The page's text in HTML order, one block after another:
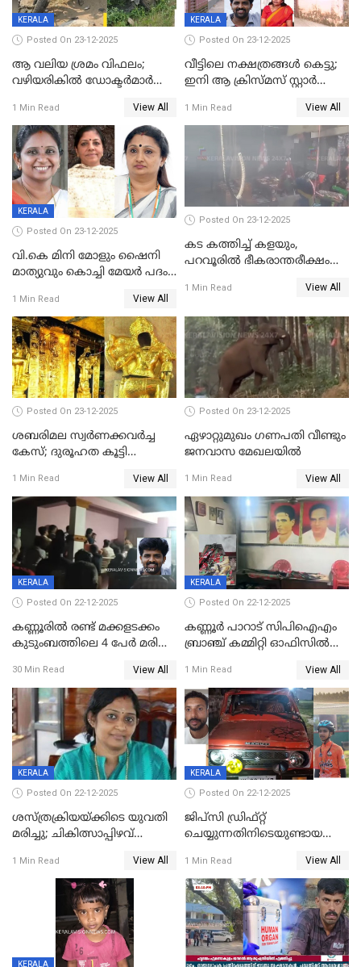
KERALA
Posted On 23-12-2025
ആ വലിയ ശ്രമം വിഫലം;
വഴിയരികില്‍ ‌ഡോക്ടര്‍മാര്‍
മരണത്തിന് കീഴടങ്ങി
1 Min Read View All
KERALA
Posted On 23-12-2025
വീട്ടിലെ നക്ഷത്രങ്ങൾ കെട്ടു;
ഇനി ആ ക്രിസ്മസ് സ്റ്റാർ
വേണ്ടിയുള്ള
പിടിവലിക്കിടയിൽ
അപ്പൂപ്പനെതിരെ പോക്സോ
കേസ് ഒടുവിൽ 4 ജീവനുകൾ
പൊലിഞ്ഞു
1 Min Read View All
KERALA
Posted On 23-12-2025
വി.കെ മിനി മോളും ഷൈനി
മാത്യുവും കൊച്ചി മേയർ പദം
മേയറാകില്ല
1 Min Read View All
Posted On 23-12-2025
കട കത്തിച്ച് കളയും,
പറവൂരില്‍ ഭീകരാന്തരീക്ഷം
1 Min Read View All
Posted On 23-12-2025
ശബരിമല സ്വര്‍ണക്കവര്‍ച്ച
കേസ്; ദുരൂഹത കൂട്ടി
1 Min Read View All
Posted On 23-12-2025
ഏഴാറ്റുമുഖം ഗണപതി വീണ്ടും
ജനവാസ മേഖലയിൽ
1 Min Read View All
KERALA
Posted On 22-12-2025
കണ്ണൂരിൽ രണ്ട് മക്കളടക്കം
കുടുംബത്തിലെ 4 പേർ മരിച്ച
30 Min Read View All
KERALA
Posted On 22-12-2025
കണ്ണൂർ പാറാട് സിപിഐഎം
ബ്രാഞ്ച് കമ്മിറ്റി ഓഫിസിൽ
ചിത്രങ്ങളടക്കം കത്തിയ
നിലയിൽ
1 Min Read View All
KERALA
Posted On 22-12-2025
ശസ്ത്രക്രിയയ്‌ക്കിടെ യുവതി
മരിച്ചു; ചികിത്സാപ്പിഴവ്
സംഭവം മാവേലിക്കരയിൽ
1 Min Read View All
KERALA
Posted On 22-12-2025
ജിപ്സി ഡ്രിഫ്റ്റ്
ചെയ്യുന്നതിനിടെയുണ്ടായ
ദാരുണാന്ത്യം; ജീപ്സി
ഓടിച്ചയാൾ അറസ്റ്റിൽ.
1 Min Read View All
KERALA